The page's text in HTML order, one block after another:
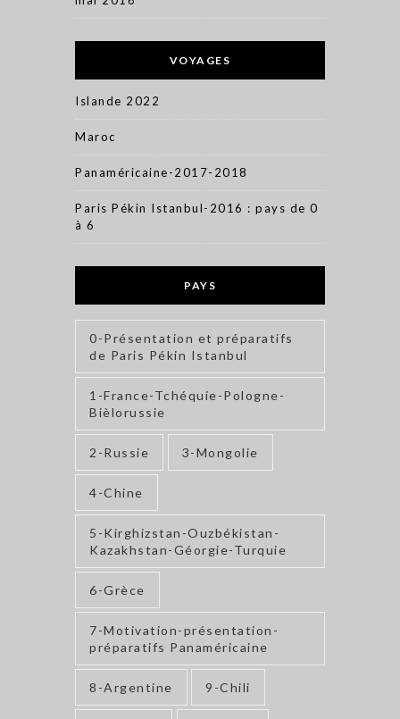
VOYAGES
Islande 2022
Maroc
Panaméricaine-2017-2018
Paris Pékin Istanbul-2016 : pays de 0
à 6
PAYS
0-Présentation et préparatifs
de Paris Pékin Istanbul
1-France-Tchéquie-Pologne-
Bièlorussie
2-Russie 3-Mongolie
4-Chine
5-Kirghizstan-Ouzbékistan-
Kazakhstan-Géorgie-Turquie
6-Grèce
7-Motivation-présentation-
préparatifs Panaméricaine
8-Argentine 9-Chili